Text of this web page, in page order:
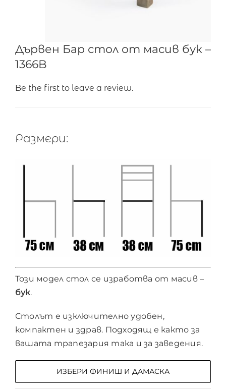
Дървен Бар стол от масив бук –
1366B
Be the first to leave a review.
Размери:
Този модел стол се изработва от масив –
бук.
Столът е изключително удобен,
компактен и здрав. Подходящ е както за
вашата трапезария така и за заведения.
ИЗБЕРИ ФИНИШ И ДАМАСКА